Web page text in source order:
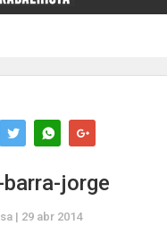
jorge
| 29 abr 2014